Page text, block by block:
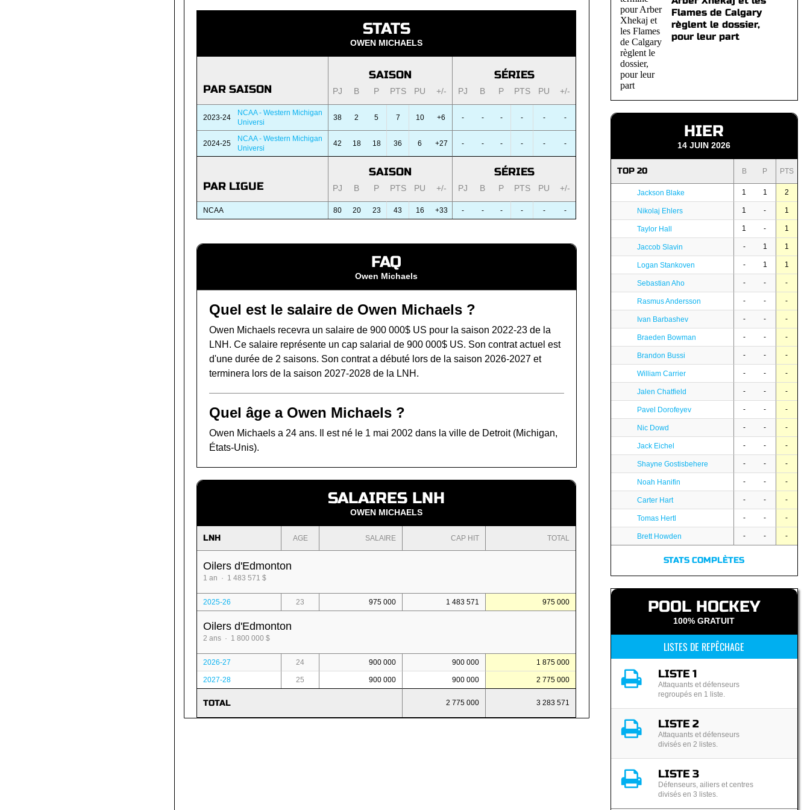
STATS
OWEN MICHAELS
PAR SAISON
SAISON SÉRIES
PJ B P PTS PU +/- PJ B P PTS PU +/-
2023-24
NCAA - Western Michigan
Universi
38 2 5 7 10 +6 - - - - - -
2024-25
NCAA - Western Michigan
Universi
42 18 18 36 6 +27 - - - - - -
PAR LIGUE
SAISON SÉRIES
PJ B P PTS PU +/- PJ B P PTS PU +/-
NCAA 80 20 23 43 16 +33 - - - - - -
FAQ
Owen Michaels
Quel est le salaire de Owen Michaels ?
Owen Michaels recevra un salaire de 900 000$ US pour la saison 2022-23 de la
LNH. Ce salaire représente un cap salarial de 900 000$ US. Son contrat actuel est
d'une durée de 2 saisons. Son contrat a débuté lors de la saison 2026-2027 et
terminera lors de la saison 2027-2028 de la LNH.
Quel âge a Owen Michaels ?
Owen Michaels a 24 ans. Il est né le 1 mai 2002 dans la ville de Detroit (Michigan,
États-Unis).
SALAIRES LNH
OWEN MICHAELS
LNH AGE SALAIRE CAP HIT TOTAL
Oilers d'Edmonton
1 an · 1 483 571 $
2025-26 23 975 000 1 483 571 975 000
Oilers d'Edmonton
2 ans · 1 800 000 $
2026-27 24 900 000 900 000 1 875 000
2027-28 25 900 000 900 000 2 775 000
TOTAL 2 775 000 3 283 571
Flames de Calgary
règlent le dossier,
pour leur part
HIER
14 JUIN 2026
TOP 20 B P PTS
Jackson Blake 1 1 2
Nikolaj Ehlers 1 - 1
Taylor Hall 1 - 1
Jaccob Slavin - 1 1
Logan Stankoven - 1 1
Sebastian Aho - - -
Rasmus Andersson - - -
Ivan Barbashev - - -
Braeden Bowman - - -
Brandon Bussi - - -
William Carrier - - -
Jalen Chatfield - - -
Pavel Dorofeyev - - -
Nic Dowd - - -
Jack Eichel - - -
Shayne Gostisbehere - - -
Noah Hanifin - - -
Carter Hart - - -
Tomas Hertl - - -
Brett Howden - - -
STATS COMPLÈTES
POOL HOCKEY
100% GRATUIT
LISTES DE REPÊCHAGE
LISTE 1
Attaquants et défenseurs
regroupés en 1 liste.
LISTE 2
Attaquants et défenseurs
divisés en 2 listes.
LISTE 3
Défenseurs, ailiers et centres
divisés en 3 listes.